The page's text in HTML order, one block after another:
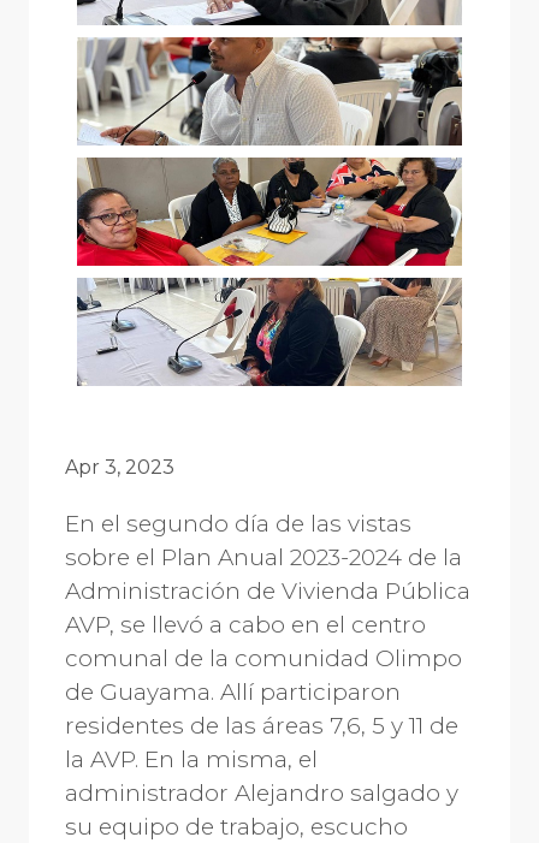
Apr 3, 2023
En el segundo día de las vistas
sobre el Plan Anual 2023-2024 de la
Administración de Vivienda Pública
AVP, se llevó a cabo en el centro
comunal de la comunidad Olimpo
de Guayama. Allí participaron
residentes de las áreas 7,6, 5 y 11 de
la AVP. En la misma, el
administrador Alejandro salgado y
su equipo de trabajo, escucho